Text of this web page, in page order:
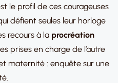
le profil de ces courageuses
défient seules leur horloge
recours à la procréation
prises en charge de l’autre
maternité : enquête sur une